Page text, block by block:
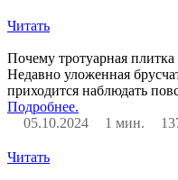
Читать
Почему тротуарная
Недавно уложенная
приходится наблюдать
Подробнее.
05.10.2024
1 мин.
Читать